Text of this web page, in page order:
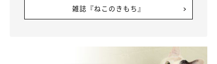
雑誌『ねこのきもち』